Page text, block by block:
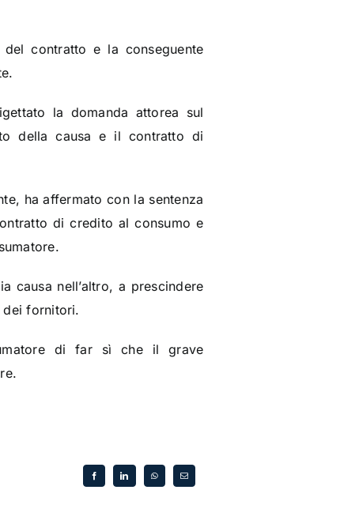
contratto e la conseguente
la domanda attorea sul
della causa e il contratto di
ha affermato con la sentenza
di credito al consumo e
causa nell’altro, a prescindere
dei fornitori.
di far sì che il grave